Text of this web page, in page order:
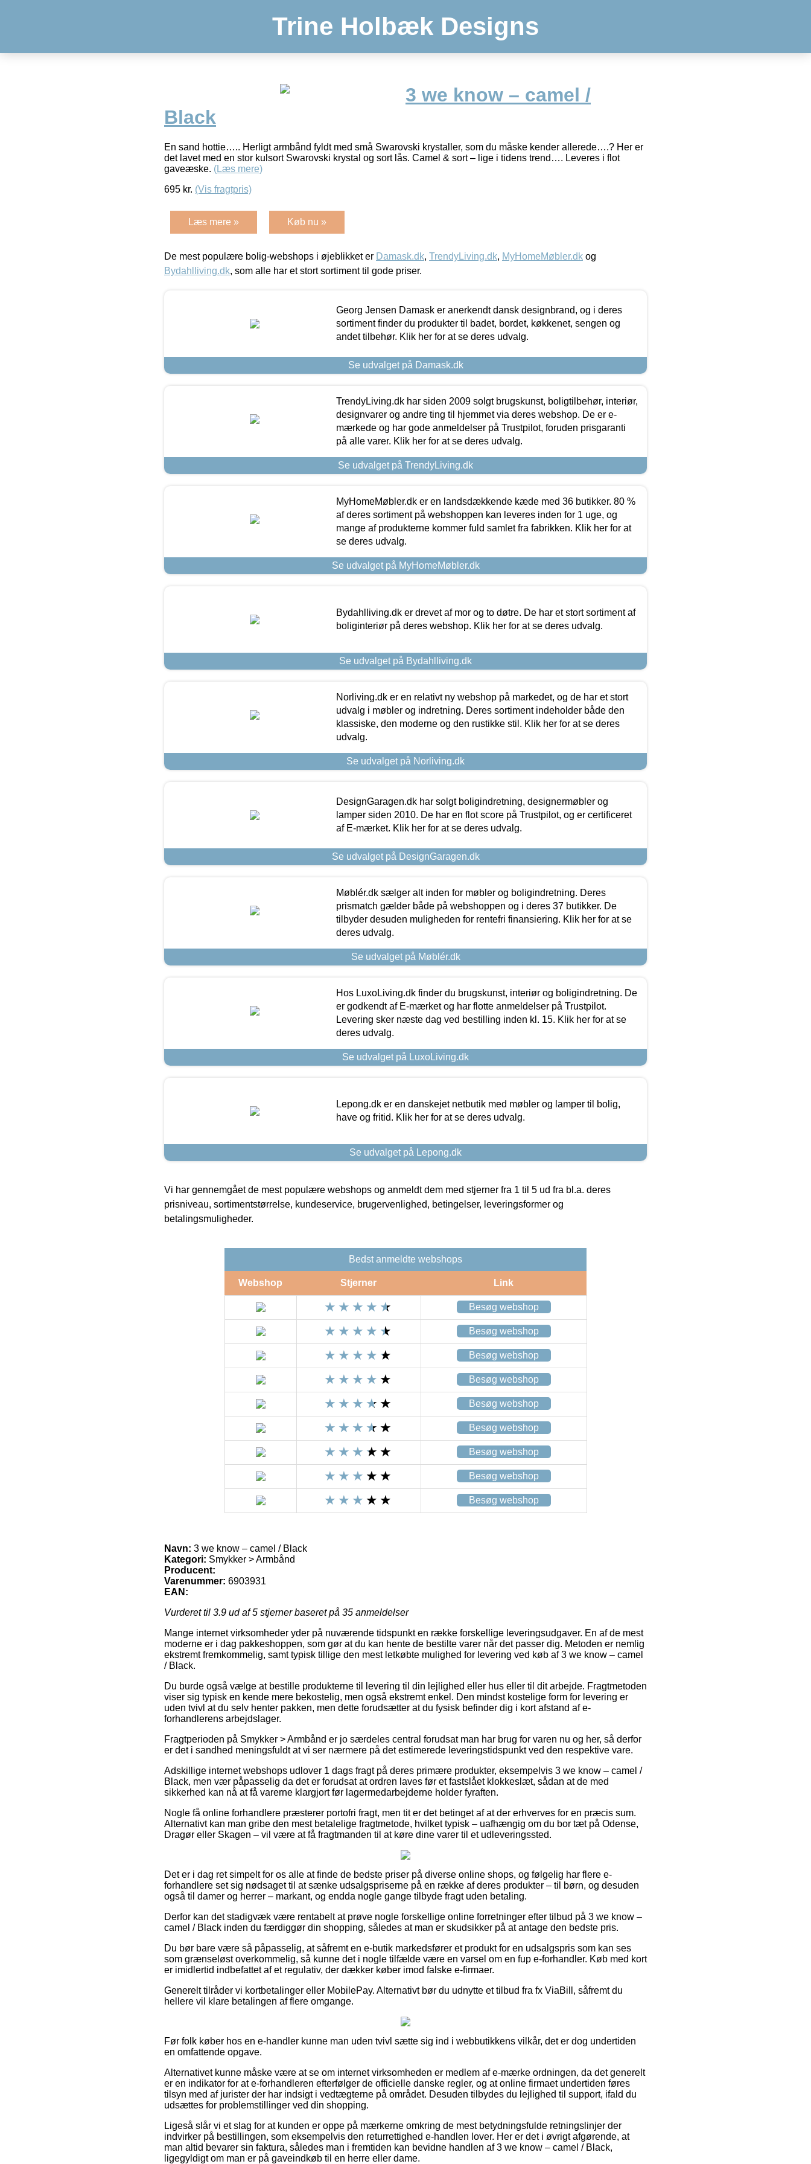
Trine Holbæk Designs
3 we know – camel /
Black
En sand hottie….. Herligt armbånd fyldt med små Swarovski krystaller, som du måske kender allerede….? Her er
det lavet med en stor kulsort Swarovski krystal og sort lås. Camel & sort – lige i tidens trend…. Leveres i flot
gaveæske. (Læs mere)
695 kr. (Vis fragtpris)
Læs mere » Køb nu »
De mest populære bolig-webshops i øjeblikket er Damask.dk, TrendyLiving.dk, MyHomeMøbler.dk og
Bydahlliving.dk, som alle har et stort sortiment til gode priser.
Georg Jensen Damask er anerkendt dansk designbrand, og i deres
sortiment finder du produkter til badet, bordet, køkkenet, sengen og
andet tilbehør. Klik her for at se deres udvalg.
Se udvalget på Damask.dk
TrendyLiving.dk har siden 2009 solgt brugskunst, boligtilbehør, interiør,
designvarer og andre ting til hjemmet via deres webshop. De er e-
mærkede og har gode anmeldelser på Trustpilot, foruden prisgaranti
på alle varer. Klik her for at se deres udvalg.
Se udvalget på TrendyLiving.dk
MyHomeMøbler.dk er en landsdækkende kæde med 36 butikker. 80 %
af deres sortiment på webshoppen kan leveres inden for 1 uge, og
mange af produkterne kommer fuld samlet fra fabrikken. Klik her for at
se deres udvalg.
Se udvalget på MyHomeMøbler.dk
Bydahlliving.dk er drevet af mor og to døtre. De har et stort sortiment af
boliginteriør på deres webshop. Klik her for at se deres udvalg.
Se udvalget på Bydahlliving.dk
Norliving.dk er en relativt ny webshop på markedet, og de har et stort
udvalg i møbler og indretning. Deres sortiment indeholder både den
klassiske, den moderne og den rustikke stil. Klik her for at se deres
udvalg.
Se udvalget på Norliving.dk
DesignGaragen.dk har solgt boligindretning, designermøbler og
lamper siden 2010. De har en flot score på Trustpilot, og er certificeret
af E-mærket. Klik her for at se deres udvalg.
Se udvalget på DesignGaragen.dk
Møblér.dk sælger alt inden for møbler og boligindretning. Deres
prismatch gælder både på webshoppen og i deres 37 butikker. De
tilbyder desuden muligheden for rentefri finansiering. Klik her for at se
deres udvalg.
Se udvalget på Møblér.dk
Hos LuxoLiving.dk finder du brugskunst, interiør og boligindretning. De
er godkendt af E-mærket og har flotte anmeldelser på Trustpilot.
Levering sker næste dag ved bestilling inden kl. 15. Klik her for at se
deres udvalg.
Se udvalget på LuxoLiving.dk
Lepong.dk er en danskejet netbutik med møbler og lamper til bolig,
have og fritid. Klik her for at se deres udvalg.
Se udvalget på Lepong.dk
Vi har gennemgået de mest populære webshops og anmeldt dem med stjerner fra 1 til 5 ud fra bl.a. deres
prisniveau, sortimentstørrelse, kundeservice, brugervenlighed, betingelser, leveringsformer og
betalingsmuligheder.
Bedst anmeldte webshops
Webshop Stjerner Link
Besøg webshop
Besøg webshop
Besøg webshop
Besøg webshop
Besøg webshop
Besøg webshop
Besøg webshop
Besøg webshop
Besøg webshop
Navn: 3 we know – camel / Black
Kategori: Smykker > Armbånd
Producent:
Varenummer: 6903931
EAN:
Vurderet til 3.9 ud af 5 stjerner baseret på 35 anmeldelser
Mange internet virksomheder yder på nuværende tidspunkt en række forskellige leveringsudgaver. En af de mest
moderne er i dag pakkeshoppen, som gør at du kan hente de bestilte varer når det passer dig. Metoden er nemlig
ekstremt fremkommelig, samt typisk tillige den mest letkøbte mulighed for levering ved køb af 3 we know – camel
/ Black.
Du burde også vælge at bestille produkterne til levering til din lejlighed eller hus eller til dit arbejde. Fragtmetoden
viser sig typisk en kende mere bekostelig, men også ekstremt enkel. Den mindst kostelige form for levering er
uden tvivl at du selv henter pakken, men dette forudsætter at du fysisk befinder dig i kort afstand af e-
forhandlerens arbejdslager.
Fragtperioden på Smykker > Armbånd er jo særdeles central forudsat man har brug for varen nu og her, så derfor
er det i sandhed meningsfuldt at vi ser nærmere på det estimerede leveringstidspunkt ved den respektive vare.
Adskillige internet webshops udlover 1 dags fragt på deres primære produkter, eksempelvis 3 we know – camel /
Black, men vær påpasselig da det er forudsat at ordren laves før et fastslået klokkeslæt, sådan at de med
sikkerhed kan nå at få varerne klargjort før lagermedarbejderne holder fyraften.
Nogle få online forhandlere præsterer portofri fragt, men tit er det betinget af at der erhverves for en præcis sum.
Alternativt kan man gribe den mest betalelige fragtmetode, hvilket typisk – uafhængig om du bor tæt på Odense,
Dragør eller Skagen – vil være at få fragtmanden til at køre dine varer til et udleveringssted.
Det er i dag ret simpelt for os alle at finde de bedste priser på diverse online shops, og følgelig har flere e-
forhandlere set sig nødsaget til at sænke udsalgspriserne på en række af deres produkter – til børn, og desuden
også til damer og herrer – markant, og endda nogle gange tilbyde fragt uden betaling.
Derfor kan det stadigvæk være rentabelt at prøve nogle forskellige online forretninger efter tilbud på 3 we know –
camel / Black inden du færdiggør din shopping, således at man er skudsikker på at antage den bedste pris.
Du bør bare være så påpasselig, at såfremt en e-butik markedsfører et produkt for en udsalgspris som kan ses
som grænseløst overkommelig, så kunne det i nogle tilfælde være en varsel om en fup e-forhandler. Køb med kort
er imidlertid indbefattet af et regulativ, der dækker køber imod falske e-firmaer.
Generelt tilråder vi kortbetalinger eller MobilePay. Alternativt bør du udnytte et tilbud fra fx ViaBill, såfremt du
hellere vil klare betalingen af flere omgange.
Før folk køber hos en e-handler kunne man uden tvivl sætte sig ind i webbutikkens vilkår, det er dog undertiden
en omfattende opgave.
Alternativet kunne måske være at se om internet virksomheden er medlem af e-mærke ordningen, da det generelt
er en indikator for at e-forhandleren efterfølger de officielle danske regler, og at online firmaet undertiden føres
tilsyn med af jurister der har indsigt i vedtægterne på området. Desuden tilbydes du lejlighed til support, ifald du
udsættes for problemstillinger ved din shopping.
Ligeså slår vi et slag for at kunden er oppe på mærkerne omkring de mest betydningsfulde retningslinjer der
indvirker på bestillingen, som eksempelvis den returrettighed e-handlen lover. Her er det i øvrigt afgørende, at
man altid bevarer sin faktura, således man i fremtiden kan bevidne handlen af 3 we know – camel / Black,
ligegyldigt om man er på gaveindkøb til en herre eller dame.